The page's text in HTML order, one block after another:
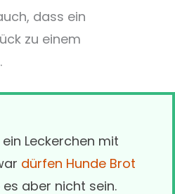
dass ein
zu einem
Leckerchen mit
dürfen Hunde Brot
aber nicht sein.